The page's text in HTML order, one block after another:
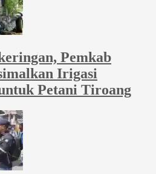
Pemkab
Irigasi
Petani Tiroang